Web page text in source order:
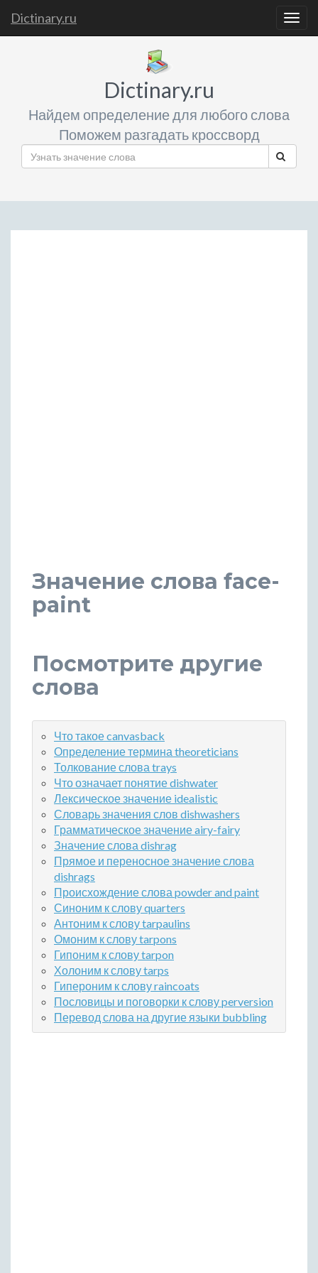
Dictinary.ru
Dictinary.ru
Найдем определение для любого слова
Поможем разгадать кроссворд
Значение слова face-
paint
Посмотрите другие
слова
Что такое canvasback
Определение термина theoreticians
Толкование слова trays
Что означает понятие dishwater
Лексическое значение idealistic
Словарь значения слов dishwashers
Грамматическое значение airy-fairy
Значение слова dishrag
Прямое и переносное значение слова
dishrags
Происхождение слова powder and paint
Синоним к слову quarters
Антоним к слову tarpaulins
Омоним к слову tarpons
Гипоним к слову tarpon
Холоним к слову tarps
Гипероним к слову raincoats
Пословицы и поговорки к слову perversion
Перевод слова на другие языки bubbling